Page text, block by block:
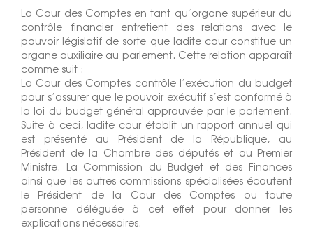
La Cour des Comptes en tant qu´organe supérieur du
contrôle financier entretient des relations avec le
pouvoir législatif de sorte que ladite cour constitue un
organe auxiliaire au parlement. Cette relation apparaît
comme suit :
La Cour des Comptes contrôle l’exécution du budget
pour s’assurer que le pouvoir exécutif s’est conformé à
la loi du budget général approuvée par le parlement.
Suite à ceci, ladite cour établit un rapport annuel qui
est présenté au Président de la République, au
Président de la Chambre des députés et au Premier
Ministre. La Commission du Budget et des Finances
ainsi que les autres commissions spécialisées écoutent
le Président de la Cour des Comptes ou toute
personne déléguée à cet effet pour donner les
explications nécessaires.